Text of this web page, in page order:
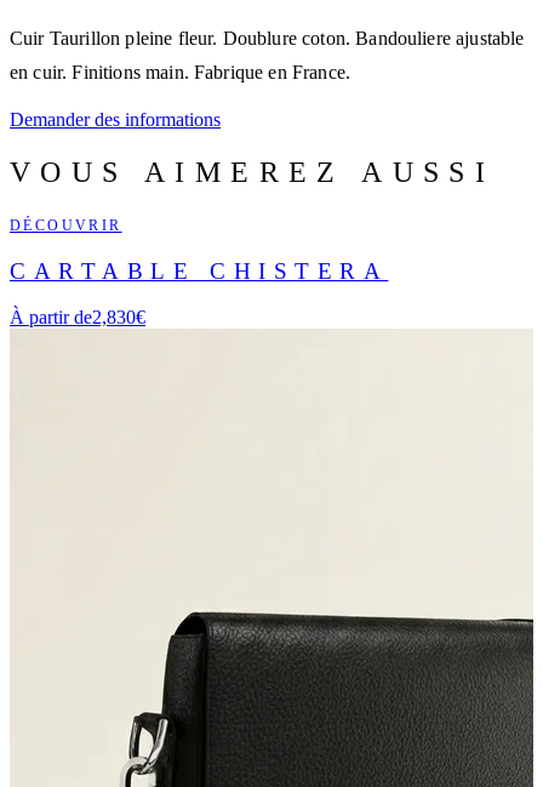
Cuir Taurillon pleine fleur. Doublure coton. Bandouliere ajustable
en cuir. Finitions main. Fabrique en France.
Demander des informations
VOUS AIMEREZ AUSSI
DÉCOUVRIR
CARTABLE CHISTERA
À partir de2,830€